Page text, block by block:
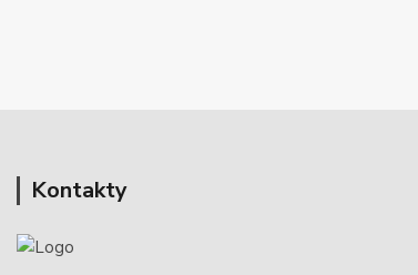
Kontakty